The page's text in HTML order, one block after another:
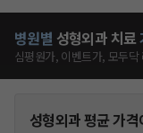
병원별 성형외과 치료
심평원가, 이벤트가, 모두닥
성형외과평균 가